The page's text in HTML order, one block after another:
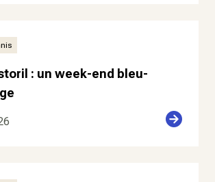
: un week-end bleu-